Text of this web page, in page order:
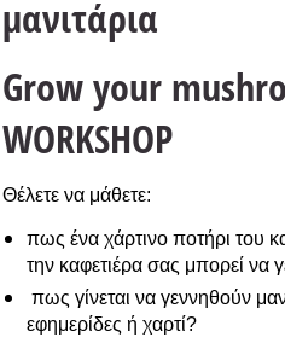
μανιτάρια
Grow your
WORKSHOP
Θέλετε να μάθετε:
πως ένα χάρτινο ποτήρι του
την καφετιέρα σας μπορεί να
πως γίνεται να γεννηθούν
εφημερίδες ή χαρτί?